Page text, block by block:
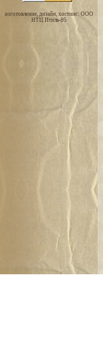
изготовление, дизайн, хостинг: ООО
НТЦ Итиль-95